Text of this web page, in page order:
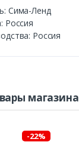
Сима-Ленд
Россия
Россия
магазина
-22%